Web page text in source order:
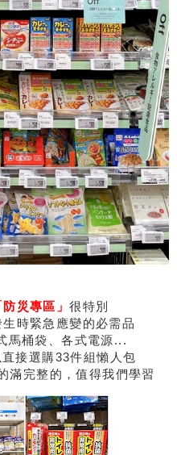
防災專區」很特別
時緊急應變的必需品
馬桶袋、各式電源...
接選購33件組懶人包
滿完整的，值得我們學習